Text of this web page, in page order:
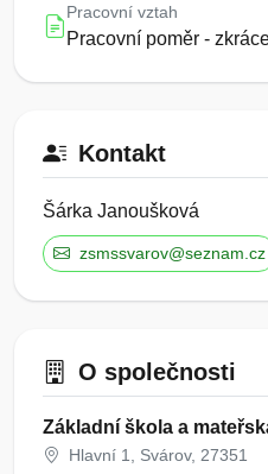
Pracovní vztah
Pracovní poměr -
Kontakt
Šárka Janoušková
zsmssvarov@seznam.cz
O společnosti
Základní škola a
Hlavní 1, Svárov, 27351